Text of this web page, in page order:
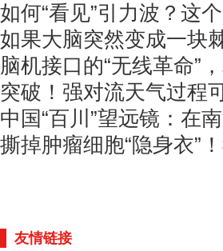
如何“看见”引力波？这
如果大脑突然变成一块
脑机接口的“无线革命”
突破！强对流天气过程
中国“百川”望远镜：在
撕掉肿瘤细胞“隐身衣”
友情链接